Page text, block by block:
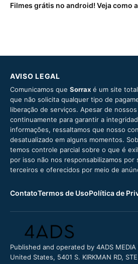
Filmes grátis no android! Veja como
AVISO LEGAL
Comunicamos que Sorrax é um site
que não solicita qualquer tipo de
liberação de serviços. Apesar de
continuamente para garantir a
informações, ressaltamos que nosso
desatualizado em alguns momentos.
temos controle parcial sobre o que é
por isso não nos responsabilizamos
terceiros e oferecidos por meio de
ContatoTermos de UsoPolítica de
Published and operated by 4ADS
United States, 5401 S. KIRKMAN RD,